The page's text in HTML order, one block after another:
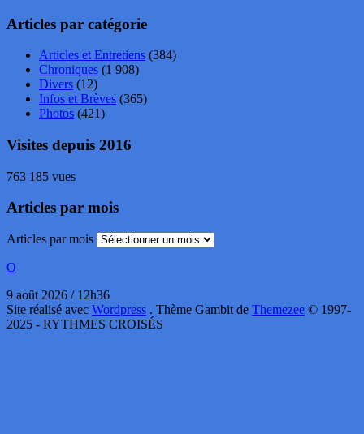
Articles par catégorie
Articles et Entretiens (384)
Chroniques (1 908)
Divers (12)
Infos et Brèves (365)
Photos (421)
Visites depuis 2016
763 185 vues
Articles par mois
Articles par mois
O
9 août 2026 / 12h36
Site réalisé avec Wordpress . Thème Gambit de Themezee © 1997-
2025 - RYTHMES CROISÉS